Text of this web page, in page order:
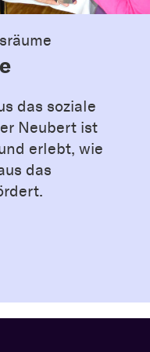
das soziale
Neubert ist
erlebt, wie
das